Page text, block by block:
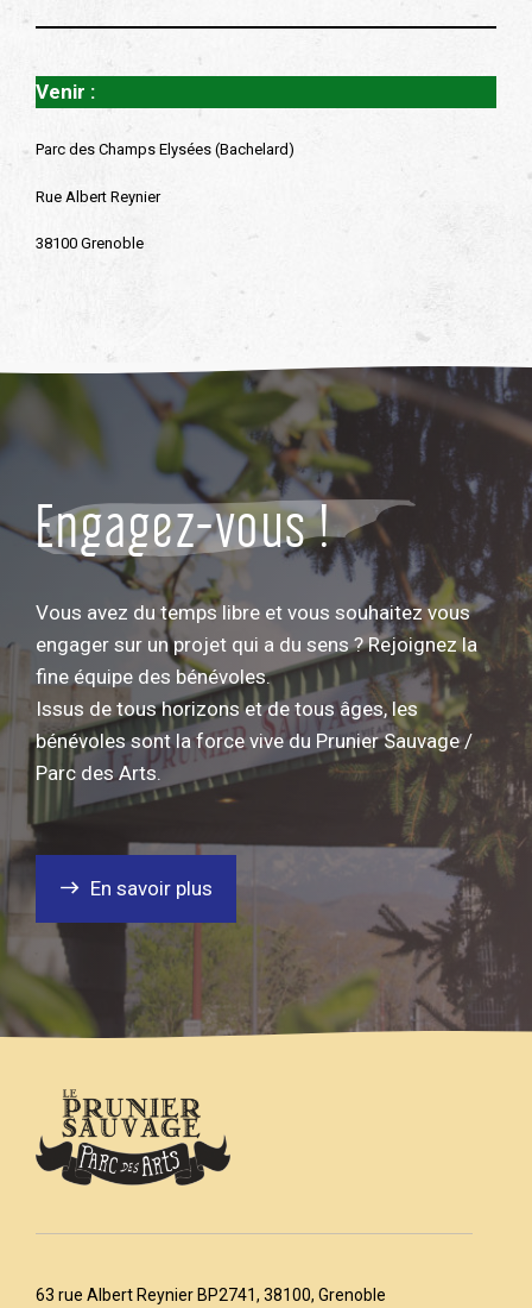
Venir :
Parc des Champs Elysées (Bachelard)
Rue Albert Reynier
38100 Grenoble
Engagez-vous !
Vous avez du temps libre et vous souhaitez vous
engager sur un projet qui a du sens ? Rejoignez la
fine équipe des bénévoles.
Issus de tous horizons et de tous âges, les
bénévoles sont la force vive du Prunier Sauvage /
Parc des Arts.
En savoir plus
63 rue Albert Reynier BP2741, 38100, Grenoble